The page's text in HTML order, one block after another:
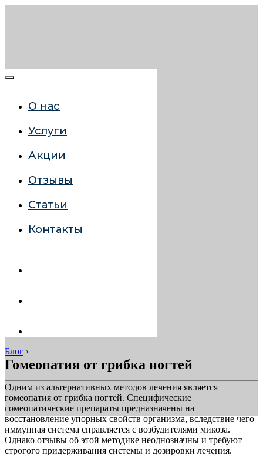
О нас
Услуги
Акции
Отзывы
Статьи
Контакты
Блог ›
Гомеопатия от грибка ногтей
Одним из альтернативных методов лечения является
гомеопатия от грибка ногтей. Специфические
гомеопатические препараты предназначены на
восстановление упорных свойств организма, вследствие чего
иммунная система справляется с возбудителями микоза.
Однако отзывы об этой методике неоднозначны и требуют
строгого придерживания системы и дозировки лечения.